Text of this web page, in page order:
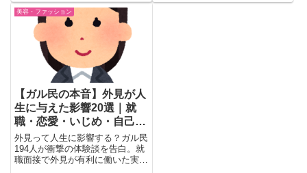
ドマッサージ・ボトックスの効果
と注意点、中顔面短縮メイクのコ
ツまで本音の対策法をまとめまし
美容・ファッション
【ガル民の本音】外見が人
生に与えた影響20選｜就
職・恋愛・いじめ・自己肯
定感のリアル
外見って人生に影響する？ガル民
194人が衝撃の体験談を告白。就
職面接で外見が有利に働いた実